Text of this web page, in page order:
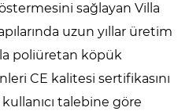
sağlayan Villa
uzun yıllar üretim
poliüretan köpük
CE kalitesi sertifikasını
talebine göre